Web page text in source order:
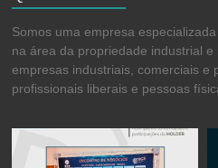
Somos uma empresa
na área da propriedade industrial
empresas industriais, comerciais e
profissionais liberais e pessoas